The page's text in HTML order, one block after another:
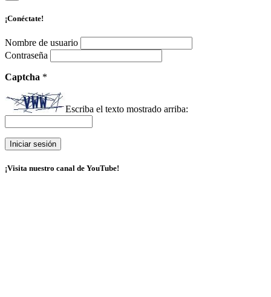
¡Conéctate!
Nombre de usuario
Contraseña
Captcha *
Escriba el texto mostrado arriba:
¡Visita nuestro canal de YouTube!